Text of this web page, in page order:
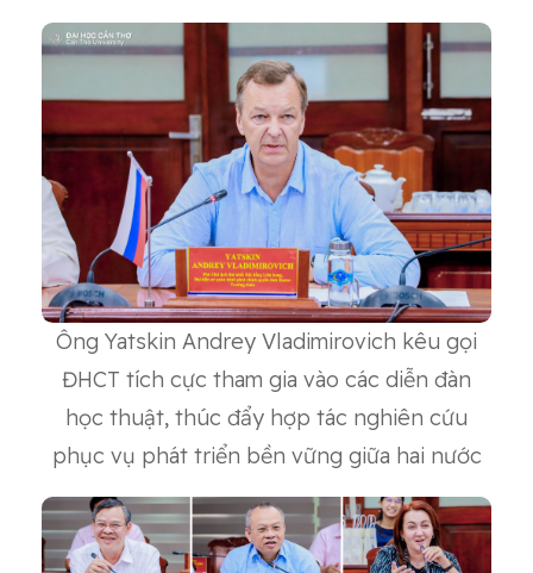
Ông Yatskin Andrey Vladimirovich kêu gọi
ĐHCT tích cực tham gia vào các diễn đàn
học thuật, thúc đẩy hợp tác nghiên cứu
phục vụ phát triển bền vững giữa hai nước